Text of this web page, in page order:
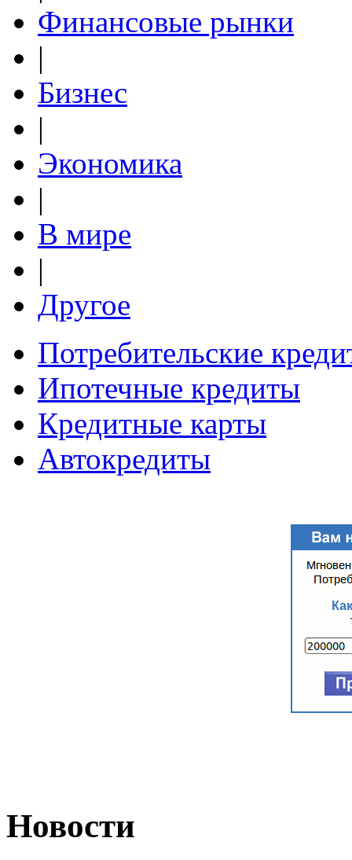
Финансовые рынки
|
Бизнес
|
Экономика
|
В мире
|
Другое
Потребительские
Ипотечные кредиты
Кредитные карты
Автокредиты
Новости